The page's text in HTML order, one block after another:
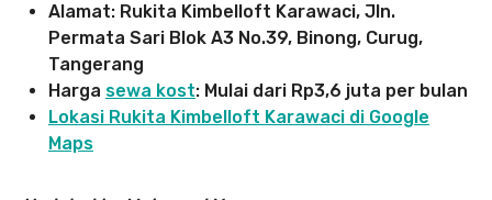
Alamat: Rukita Kimbelloft Karawaci, Jln.
Permata Sari Blok A3 No.39, Binong, Curug,
Tangerang
Harga sewa kost: Mulai dari Rp3,6 juta per bulan
Lokasi Rukita Kimbelloft Karawaci di Google
Maps